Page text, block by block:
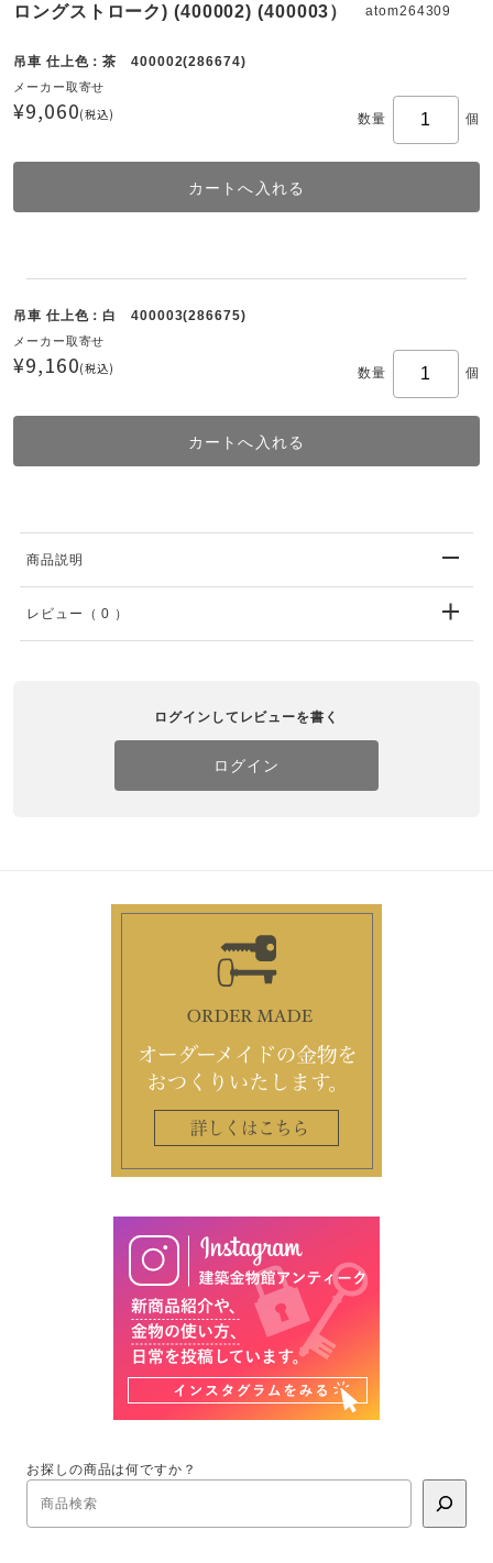
ロングストローク) (400002) (400003）
atom264309
吊車 仕上色：茶 400002(286674)
メーカー取寄せ
¥9,060(税込) 数量 個
吊車 仕上色：白 400003(286675)
メーカー取寄せ
¥9,160(税込) 数量 個
商品説明
レビュー （ 0 ）
ログインしてレビューを書く
ログイン
お探しの商品は何ですか？